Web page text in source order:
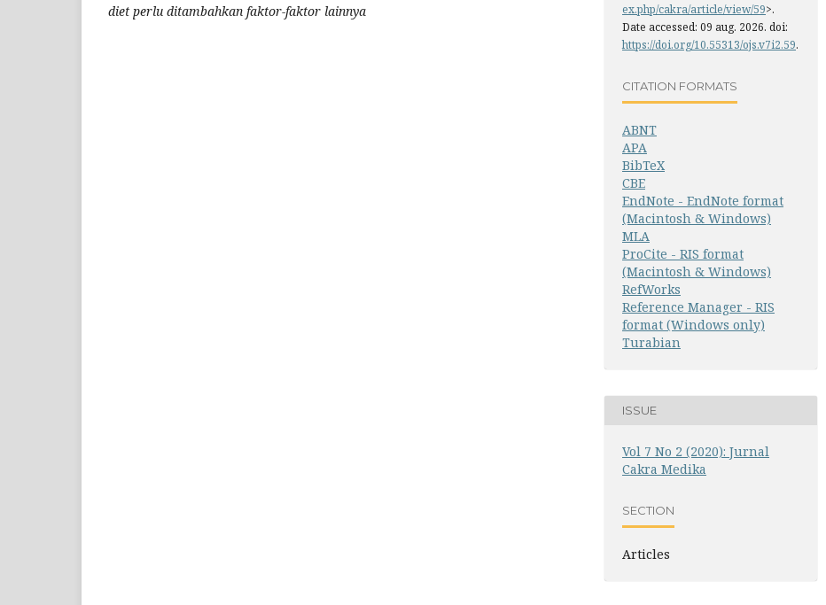
diet perlu ditambahkan faktor-faktor lainnya
ex.php/cakra/article/view/59>.
Date accessed: 09 aug. 2026. doi:
https://doi.org/10.55313/ojs.v7i2.59.
CITATION FORMATS
ABNT
APA
BibTeX
CBE
EndNote - EndNote format
(Macintosh & Windows)
MLA
ProCite - RIS format
(Macintosh & Windows)
RefWorks
Reference Manager - RIS
format (Windows only)
Turabian
ISSUE
Vol 7 No 2 (2020): Jurnal
Cakra Medika
SECTION
Articles